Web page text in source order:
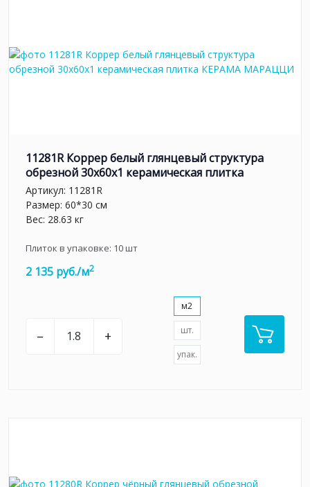
11281R Коррер белый глянцевый структура
обрезной 30x60x1 керамическая плитка
Артикул: 11281R
Размер: 60*30 см
Вес: 28.63 кг
Плиток в упаковке: 10шт
2 135 руб./м2
– +
м2
шт.
упак.